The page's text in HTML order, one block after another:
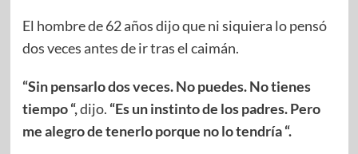
El hombre de 62 años dijo que ni siquiera lo pensó
dos veces antes de ir tras el caimán.
“Sin pensarlo dos veces. No puedes. No tienes
tiempo “,dijo. “Es un instinto de los padres. Pero
me alegro de tenerlo porque no lo tendría “.